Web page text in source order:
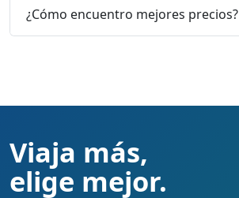
¿Cómo encuentro mejores precios?
Viaja más,
elige mejor.